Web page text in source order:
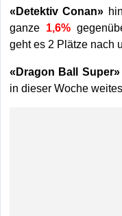
«Detektiv Conan»
ganze 1,6%
geht es 2 Plätze nach
«Dragon Ball Super»
in dieser Woche